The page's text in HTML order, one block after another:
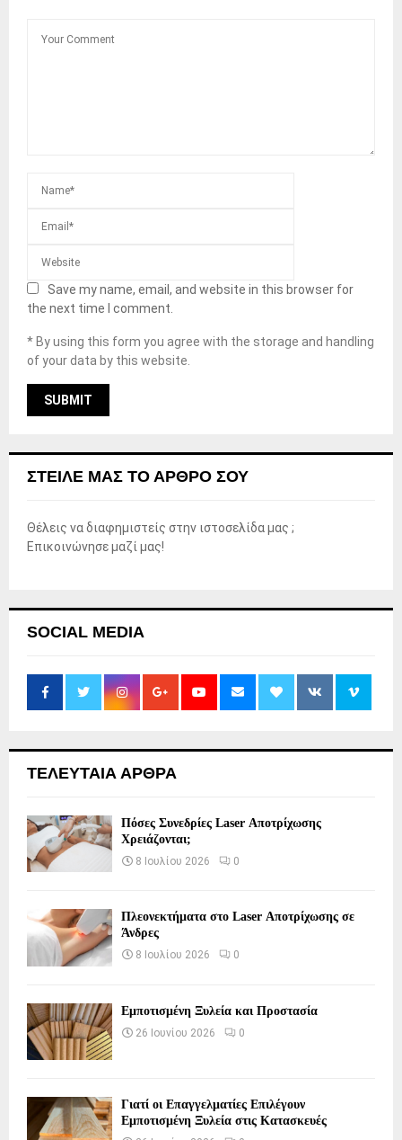
Save my name, email, and website in this browser for
the next time I comment.
* By using this form you agree with the storage and handling
of your data by this website.
ΣΤΕΊΛΕ ΜΑΣ ΤΟ ΆΡΘΡΟ ΣΟΥ
Θέλεις να διαφημιστείς στην ιστοσελίδα μας ;
Επικοινώνησε μαζί μας!
SOCIAL MEDIA
ΤΕΛΕΥΤΑΙΑ ΑΡΘΡΑ
Πόσες Συνεδρίες Laser Αποτρίχωσης
Χρειάζονται;
8 Ιουλίου 2026 0
Πλεονεκτήματα στο Laser Αποτρίχωσης σε
Άνδρες
8 Ιουλίου 2026 0
Εμποτισμένη Ξυλεία και Προστασία
26 Ιουνίου 2026 0
Γιατί οι Επαγγελματίες Επιλέγουν
Εμποτισμένη Ξυλεία στις Κατασκευές